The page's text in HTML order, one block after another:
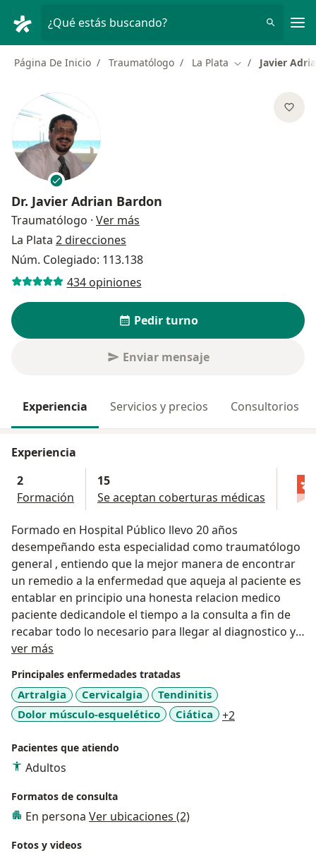
¿Qué estás buscando?
Página De Inicio Traumatólogo La Plata Cambiar de
Javier
Dr. Javier Adrian Bardon
Traumatólogo · Ver más
La Plata 2 direcciones
Núm. Colegiado: 113.138
434 opiniones
Pedir turno
Enviar mensaje
Experiencia Servicios y precios Consultorios
Experiencia
2
Formación
15
Se aceptan coberturas médicas
Formado en Hospital Público llevo 20 años
desempeñando esta especialidad como traumatólogo
general , entiendo que la mejor manera de encontrar
un remedio a la enfermedad que aqueja al paciente es
entablar en principio una honesta relacion medico
paciente dedicandole el tiempo a la consulta a fin de
recabar todo lo necesario para llegar al diagnostico y
no menos importante es contener al paciente persona
persona como ente bio psico social, alma y cuerpo,
por ello es integral. Obviamente tratando de dar todo
de mi exijo lo mismo del paciente lo cual redunda en
ver más
Principales enfermedades tratadas
Artralgia Cervicalgia
Tendinitis
Dolor músculo-esquelético
Ciática +2
Pacientes que atiendo
Adultos
Formatos de consulta
En persona Ver ubicaciones (2)
Fotos y videos